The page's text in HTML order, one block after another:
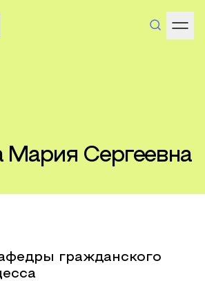
Мария Сергеевна
гражданского